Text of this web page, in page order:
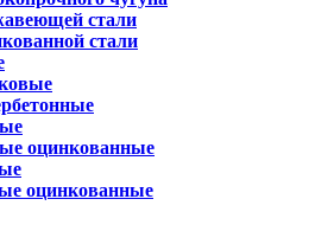
стали
стали
оцинкованные
оцинкованные